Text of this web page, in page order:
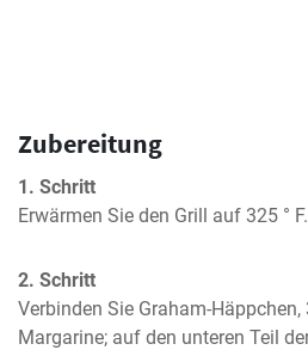
Zubereitung
1. Schritt
Erwärmen Sie den Grill auf 325 ° F.
2. Schritt
Verbinden Sie Graham-Häppchen,
Margarine; auf den unteren Teil